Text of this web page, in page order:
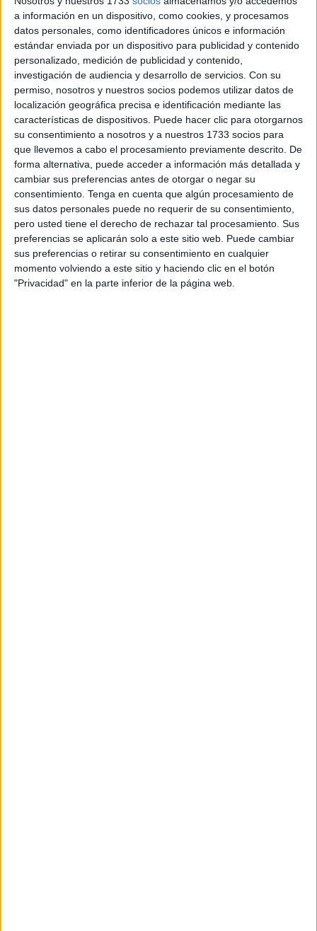
a información en un dispositivo, como cookies, y procesamos
datos personales, como identificadores únicos e información
estándar enviada por un dispositivo para publicidad y contenido
personalizado, medición de publicidad y contenido,
investigación de audiencia y desarrollo de servicios. Con su
permiso, nosotros y nuestros socios podemos utilizar datos de
localización geográfica precisa e identificación mediante las
características de dispositivos. Puede hacer clic para otorgarnos
su consentimiento a nosotros y a nuestros 1733 socios para
que llevemos a cabo el procesamiento previamente descrito. De
forma alternativa, puede acceder a información más detallada y
cambiar sus preferencias antes de otorgar o negar su
consentimiento. Tenga en cuenta que algún procesamiento de
sus datos personales puede no requerir de su consentimiento,
pero usted tiene el derecho de rechazar tal procesamiento. Sus
preferencias se aplicarán solo a este sitio web. Puede cambiar
sus preferencias o retirar su consentimiento en cualquier
momento volviendo a este sitio y haciendo clic en el botón
"Privacidad" en la parte inferior de la página web.